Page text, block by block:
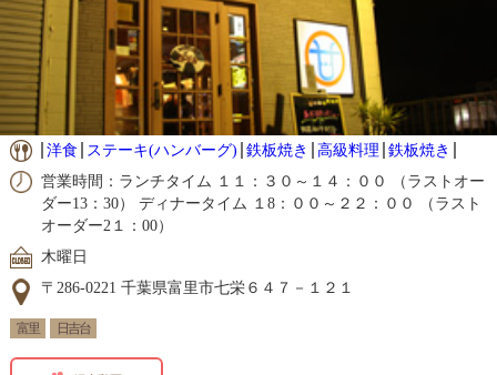
洋食 ステーキ(ハンバーグ) 鉄板焼き 高級料理 鉄板焼き
営業時間：ランチタイム １１：３０～１４：００ （ラストオー
ダー13：30） ディナータイム １8：００～２２：００ （ラスト
オーダー2１：00）
木曜日
〒286-0221 千葉県富里市七栄６４７－１２１
富里 日吉台